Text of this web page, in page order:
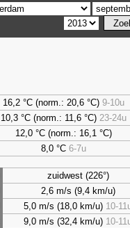
16,2 °C (norm.: 20,6 °C) 9-10u
10,3 °C (norm.: 11,6 °C) 23-24u
12,0 °C (norm.: 16,1 °C)
8,0°C 6-7u
zuidwest (226°)
2,6 m/s (9,4 km/u)
5,0 m/s (18,0 km/u) 10-
9,0 m/s (32,4 km/u) 10-